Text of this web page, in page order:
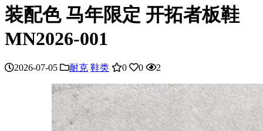
装配色 马年限定 开拓者板鞋
MN2026-001
2026-07-05 耐克 鞋类 0 0 2